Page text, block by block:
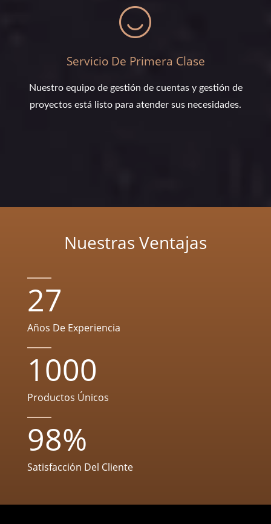
Servicio De Primera Clase
Nuestro equipo de gestión de cuentas y gestión de
proyectos está listo para atender sus necesidades.
Nuestras Ventajas
27
Años De Experiencia
1000
Productos Únicos
98%
Satisfacción Del Cliente